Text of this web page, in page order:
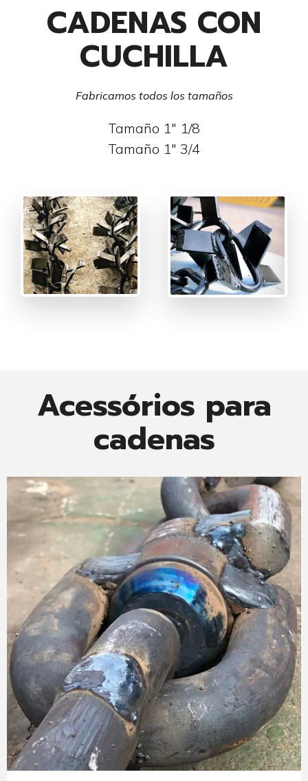
CADENAS CON
CUCHILLA
Fabricamos todos los tamaños
Tamaño 1″ 1/8
Tamaño 1″ 3/4
Acessórios para
cadenas